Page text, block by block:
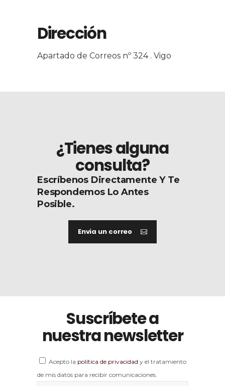
Dirección
Apartado de Correos nº 324 . Vigo
¿Tienes alguna
consulta?
Escríbenos Directamente Y Te
Respondemos Lo Antes
Posible.
Envia un correo
Suscríbete a
nuestra newsletter
Acepto la política de privacidad y el tratamiento
de mis datos para recibir comunicaciones.